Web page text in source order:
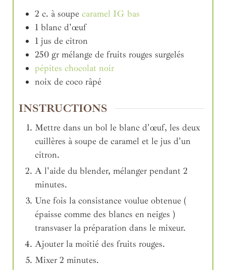
2 c. à soupe caramel IG bas
1 blanc d'œuf
1 jus de citron
250 gr mélange de fruits rouges surgelés
pépites chocolat noir
noix de coco râpé
INSTRUCTIONS
Mettre dans un bol le blanc d'œuf, les deux
cuillères à soupe de caramel et le jus d'un
citron.
A l'aide du blender, mélanger pendant 2
minutes.
Une fois la consistance voulue obtenue (
épaisse comme des blancs en neiges )
transvaser la préparation dans le mixeur.
Ajouter la moitié des fruits rouges.
Mixer 2 minutes.